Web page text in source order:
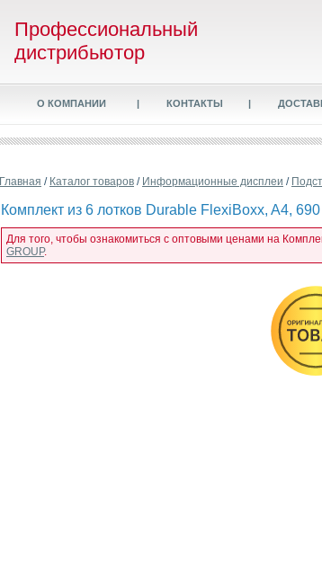
Профессиональный
дистрибьютор
О КОМПАНИИ | КОНТАКТЫ |
Главная / Каталог товаров / Информационные дисплеи /
Комплект из 6 лотков Durable FlexiBoxx, A4,
Для того, чтобы ознакомиться с оптовыми ценами на
GROUP.